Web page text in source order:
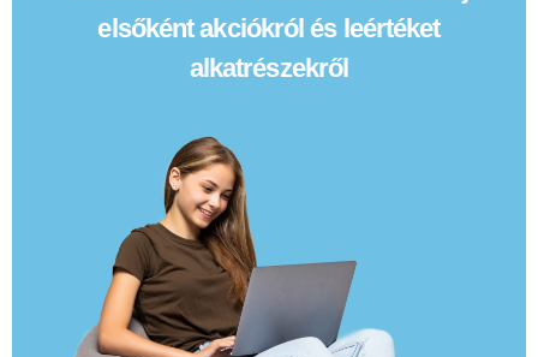
elsőként akciókról és leértéket
alkatrészekről